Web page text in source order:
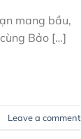
mang bầu,
Bảo […]
Leave a comment